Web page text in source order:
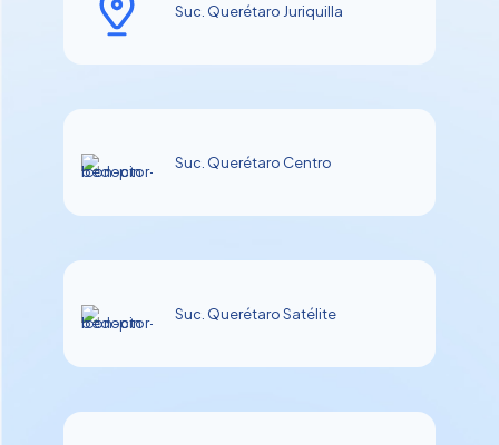
Suc. Querétaro Juriquilla
Suc. Querétaro Centro
Suc. Querétaro Satélite